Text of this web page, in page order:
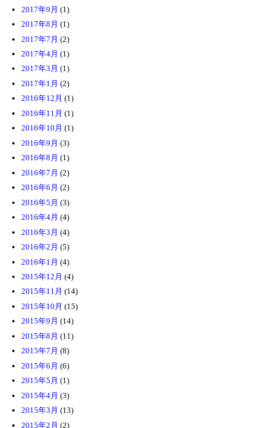
2017年9月 (1)
2017年8月 (1)
2017年7月 (2)
2017年4月 (1)
2017年3月 (1)
2017年1月 (2)
2016年12月 (1)
2016年11月 (1)
2016年10月 (1)
2016年9月 (3)
2016年8月 (1)
2016年7月 (2)
2016年6月 (2)
2016年5月 (3)
2016年4月 (4)
2016年3月 (4)
2016年2月 (5)
2016年1月 (4)
2015年12月 (4)
2015年11月 (14)
2015年10月 (15)
2015年9月 (14)
2015年8月 (11)
2015年7月 (8)
2015年6月 (6)
2015年5月 (1)
2015年4月 (3)
2015年3月 (13)
2015年2月 (2)